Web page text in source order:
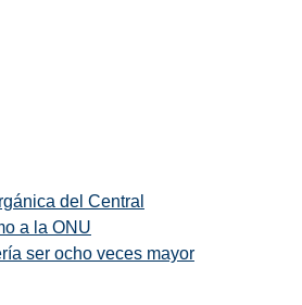
del Central
a la ONU
ser ocho veces mayor